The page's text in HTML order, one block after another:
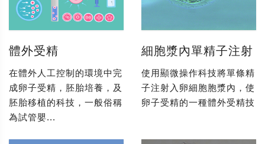
體外受精
在體外人工控制的環境中完
成卵子受精，胚胎培養，及
胚胎移植的科技，一般俗稱
為試管嬰...
細胞漿內單精子注射
使用顯微操作科技將單條精
子注射入卵細胞胞漿內，使
卵子受精的一種體外受精技